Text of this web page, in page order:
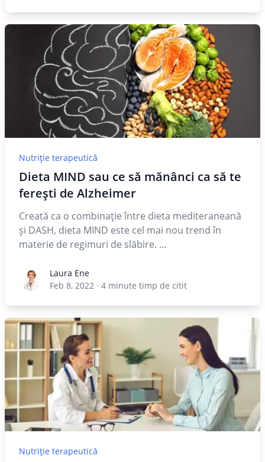
Nutriție terapeutică
Dieta MIND sau ce să mănânci ca să te
ferești de Alzheimer
Creată ca o combinaţie între dieta mediteraneană
şi DASH, dieta MIND este cel mai nou trend în
materie de regimuri de slăbire. ...
Laura EneLaura Ene
Feb 8, 2022 · 4 minute timp de citit
Nutriție terapeutică